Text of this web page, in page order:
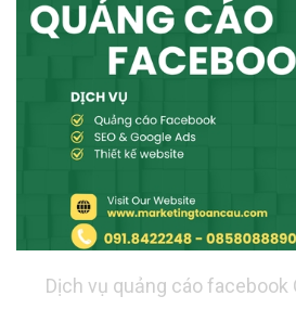
Dịch vụ quảng cáo facebook